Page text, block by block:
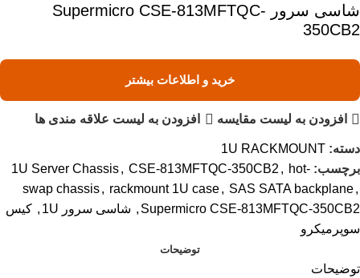
شاسی سرور Supermicro CSE-813MFTQC-
350CB2
خرید و اطلاعات بیشتر
افزودن به لیست مقایسه افزودن به لیست علاقه مندی ها
دسته: 1U RACKMOUNT
برچسب:
1U Server Chassis, CSE-813MFTQC-350CB2 , hot-
swap chassis, rackmount 1U case, SAS SATA backplane,
Supermicro CSE-813MFTQC-350CB2
, شاسی سرور 1U , کیس
سوپرمیکرو
توضیحات
توضیحات